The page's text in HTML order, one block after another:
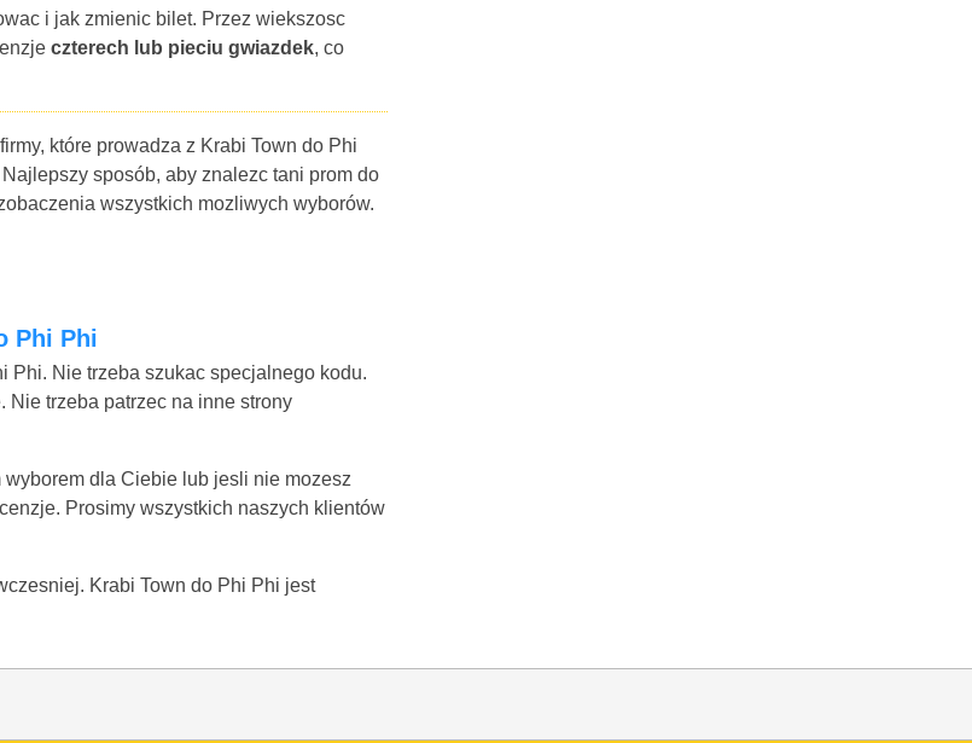
i jak zmienic bilet. Przez wiekszosc
czterech lub pieciu gwiazdek, co
które prowadza z Krabi Town do Phi
sposób, aby znalezc tani prom do
wszystkich mozliwych wyborów.
Phi Phi
Phi. Nie trzeba szukac specjalnego kodu.
Nie trzeba patrzec na inne strony
dla Ciebie lub jesli nie mozesz
Prosimy wszystkich naszych klientów
Krabi Town do Phi Phi jest